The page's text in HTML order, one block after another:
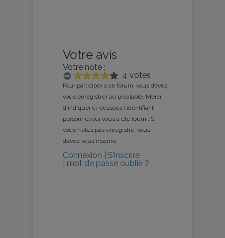
Votre avis
Votre note :
4 votes
Pour participer à ce forum, vous devez
vous enregistrer au préalable. Merci
d’indiquer ci-dessous l’identifiant
personnel qui vous a été fourni. Si
vous n’êtes pas enregistré, vous
devez vous inscrire.
Connexion
S’inscrire
mot de passe oublié ?